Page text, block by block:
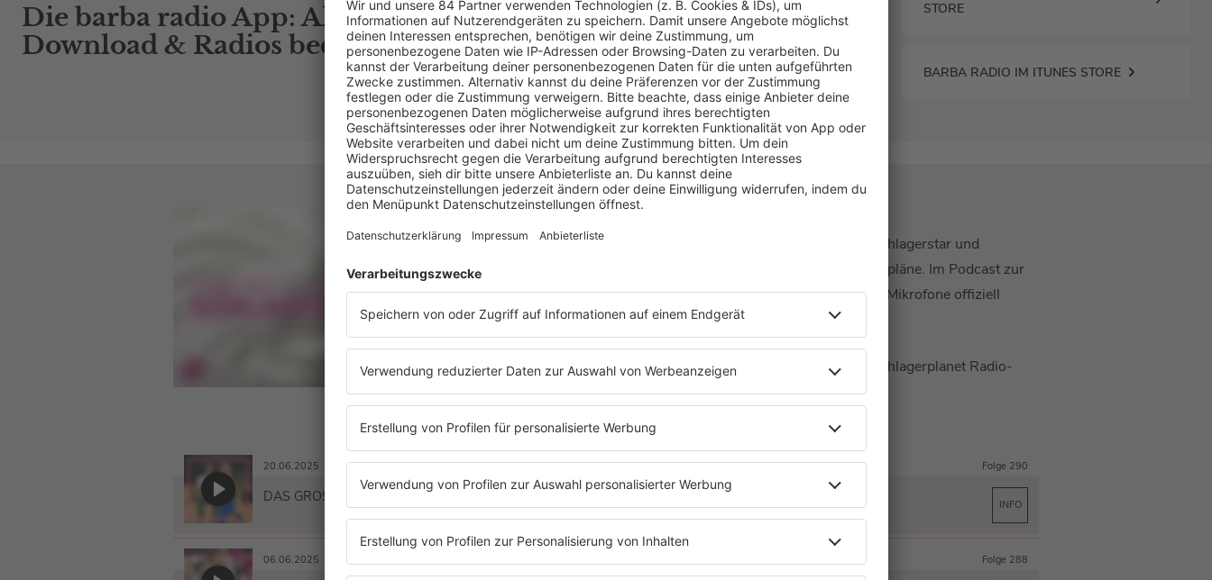
Die barba radio App: Alle Podcasts zum
Download & Radios bequem für unterwegs.
STORE
BARBA RADIO IM ITUNES STORE
ABER BITTE MIT SCHLAGER
Immer samstags begrüßen Anika Reichel und Julian David einen prominenten Schlagerstar und
sprechen mit ihm über sein aktuelles Album, sein Privatleben und seine Zukunftspläne. Im Podcast zur
Sendung hört ihr das gesamte Interview - also auch das, was passiert, wenn die Mikrofone offiziell
ausgeschaltet sind und im Radio Musik läuft.
Lustig, persönlich, unterhaltsam und jede Woche mit einer neuen Folge in der Schlagerplanet Radio-
App! Viel Spaß!
20.06.2025 Folge 291
DAS GROSSE FINALE INFO
13.06.2025 Folge 290
ROSS ANTONY INFO
06.06.2025 Folge 288